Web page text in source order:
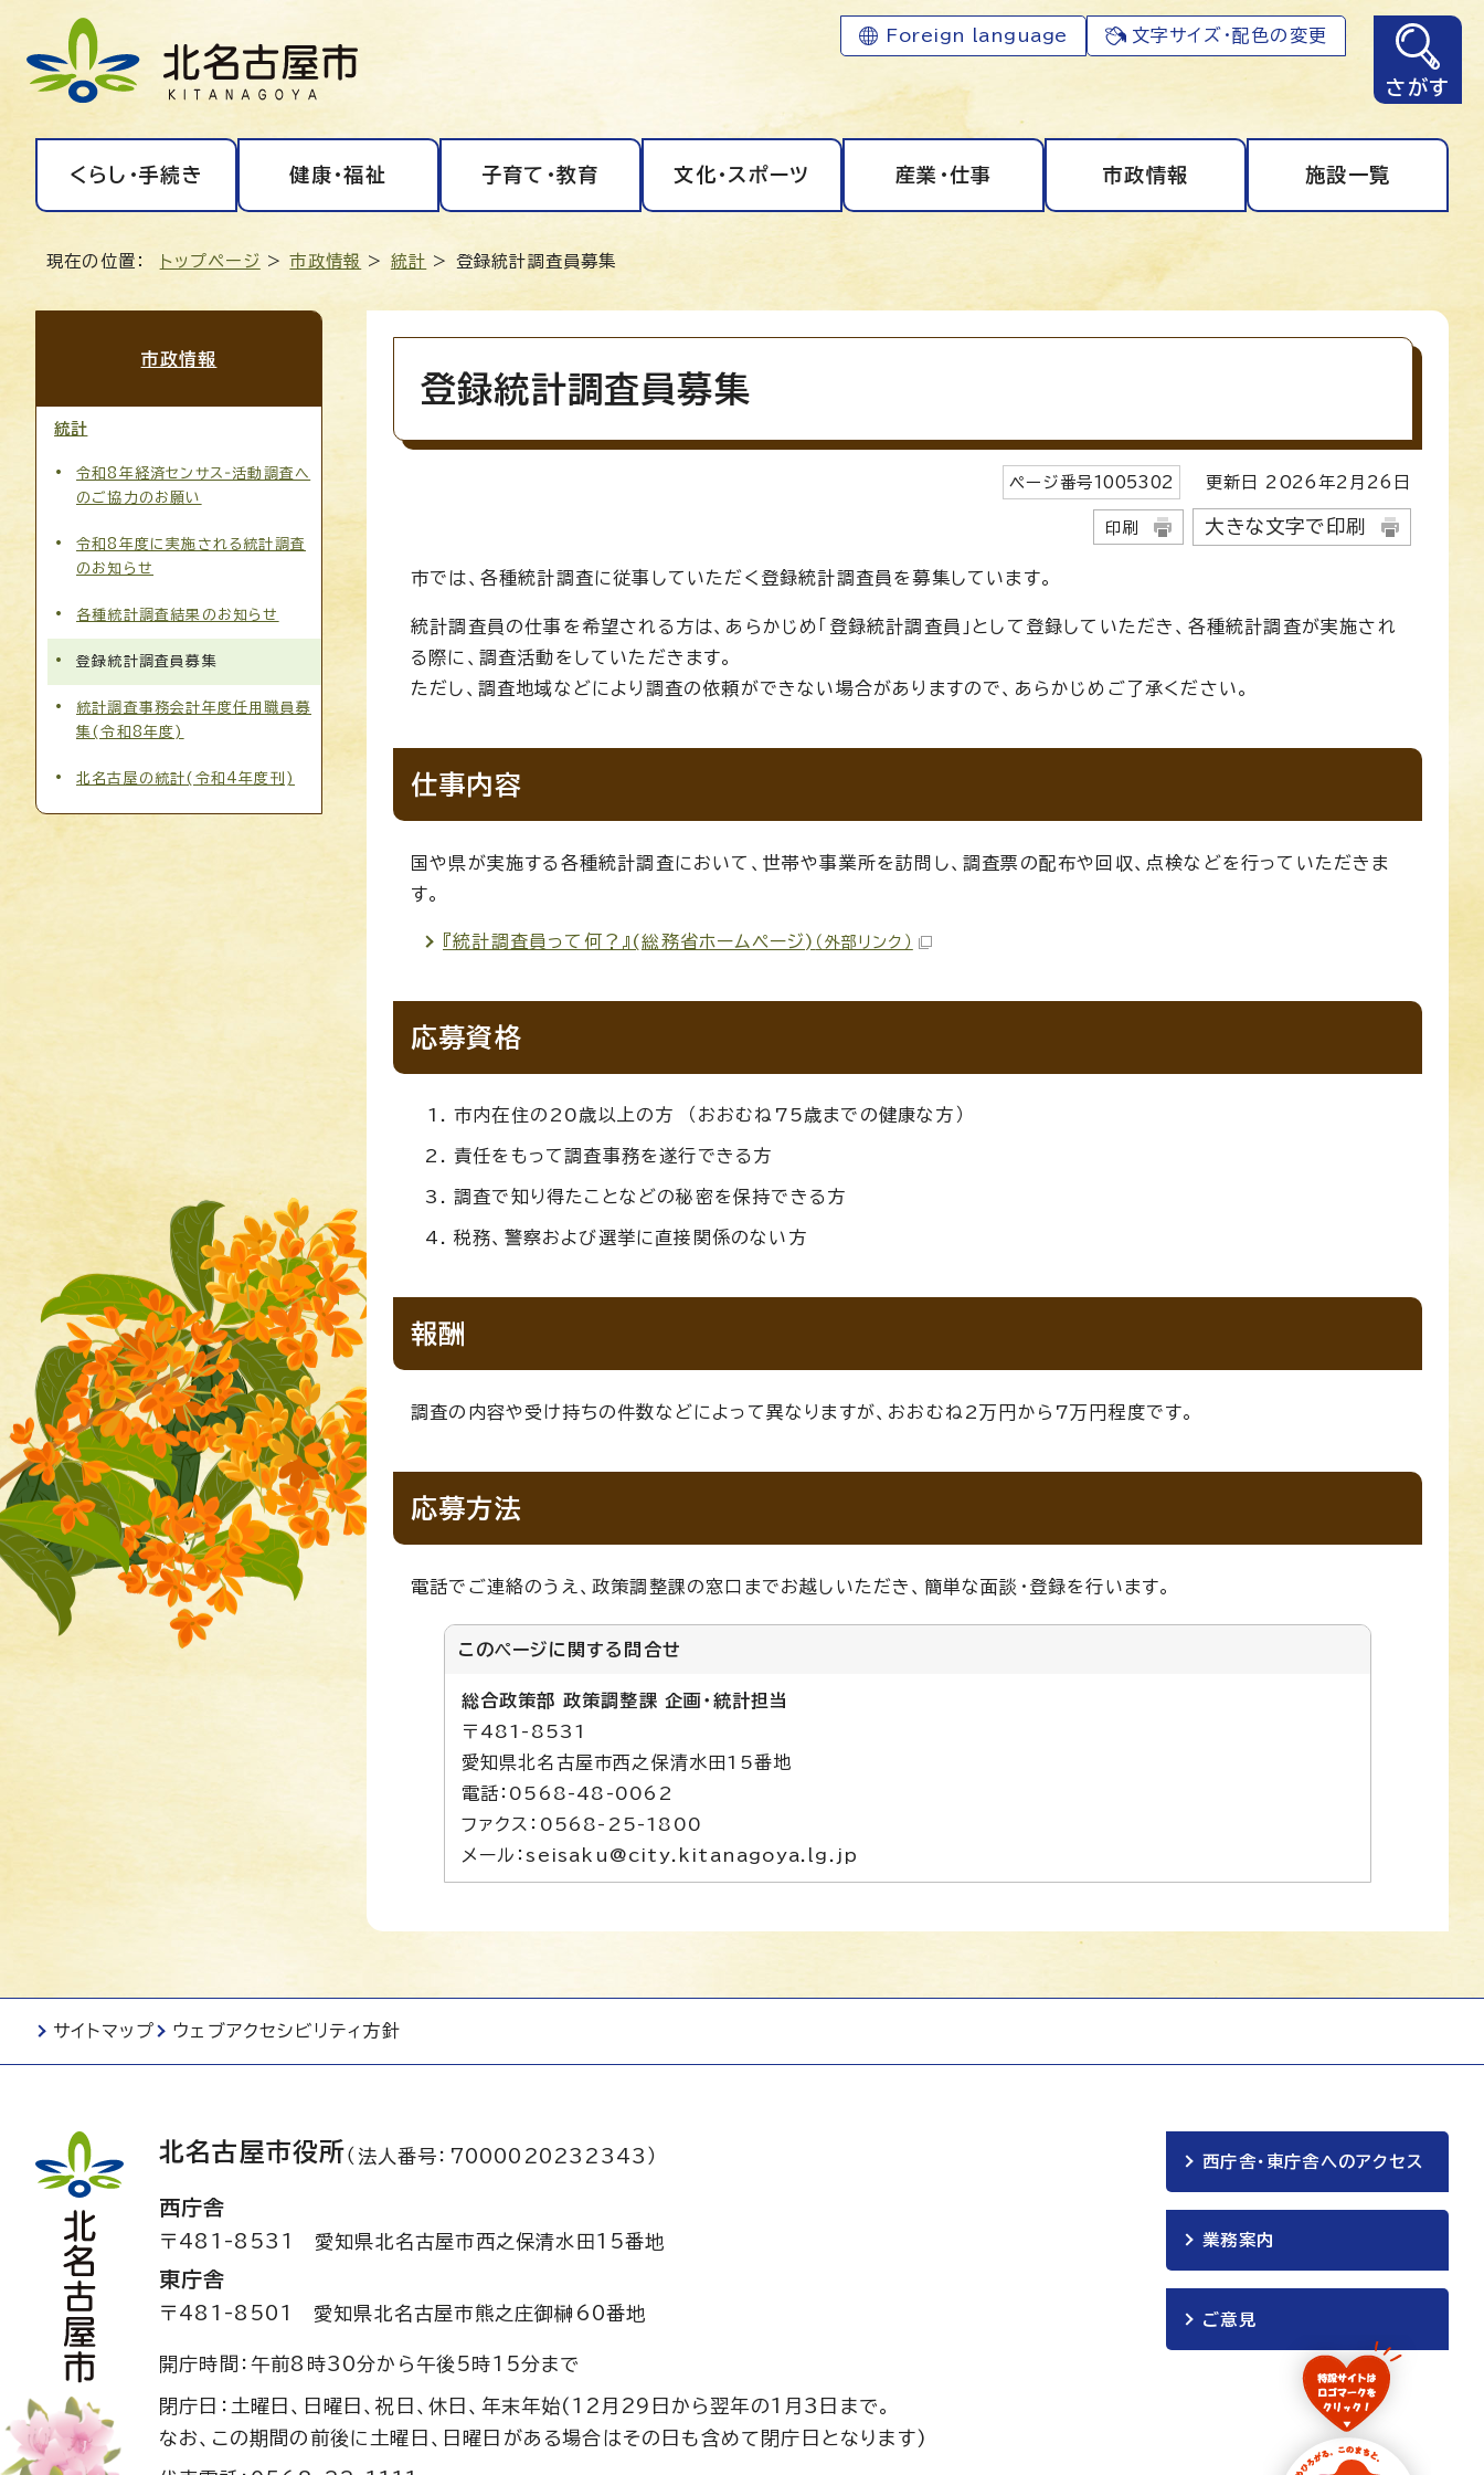
Foreign language 文字サイズ・配色の変更
さがす
くらし・手続き 健康・福祉 子育て・教育 文化・スポーツ 産業・仕事 市政情報 施設一覧
現在の位置： トップページ >市政情報 > 統計 > 登録統計調査員募集
登録統計調査員募集
ページ番号1005302 更新日 2026 年2月 26 日
印刷 大きな文字で印刷
市では、各種統計調査に従事していただく登録統計調査員を募集しています。
統計調査員の仕事を希望される方は、あらかじめ「登録統計調査員」として登録していただき、各種統計調査が実施され
る際に、調査活動をしていただきます。
ただし、調査地域などにより調査の依頼ができない場合がありますので、あらかじめご了承ください。
仕事内容
国や県が実施する各種統計調査において、世帯や事業所を訪問し、調査票の配布や回収、点検などを行っていただきま
す。
『統計調査員って何？』(総務省ホームページ) （外部リンク）
応募資格
市内在住の20歳以上の方 （おおむね75歳までの健康な方）
責任をもって調査事務を遂行できる方
調査で知り得たことなどの秘密を保持できる方
税務、警察および選挙に直接関係のない方
報酬
調査の内容や受け持ちの件数などによって異なりますが、おおむね2万円から7万円程度です。
応募方法
電話でご連絡のうえ、政策調整課の窓口までお越しいただき、簡単な面談・登録を行います。
このページに関する 問合せ
総合政策部 政策調整課 企画・統計担当
〒481-8531
愛知県北名古屋市西之保清水田15番地
電話：0568-48-0062
ファクス：0568-25-1800
メール：seisaku@city.kitanagoya.lg.jp
市政情報
統計
令和8年経済センサス‐活動調査へ
のご協力のお願い
令和8年度に実施される統計調査
のお知らせ
各種統計調査結果のお知らせ
登録統計調査員募集
統計調査事務会計年度任用職員募
集(令和8年度)
北名古屋の統計(令和4年度刊)
サイトマップ ウェブアクセシビリティ方針
北名古屋市役所（法人番号：7000020232343）
西庁舎
〒481-8531 愛知県北名古屋市西之保清水田15番地
東庁舎
〒481-8501 愛知県北名古屋市熊之庄御榊60番地
開庁時間：午前8時30分から午後5時15分まで
閉庁日：土曜日、日曜日、祝日、休日、年末年始(12月29日から翌年の1月3日まで。
なお、この期間の前後に土曜日、日曜日がある場合はその日も含めて閉庁日となります)
西庁舎・東庁舎へのアクセス
業務案内
ご意見